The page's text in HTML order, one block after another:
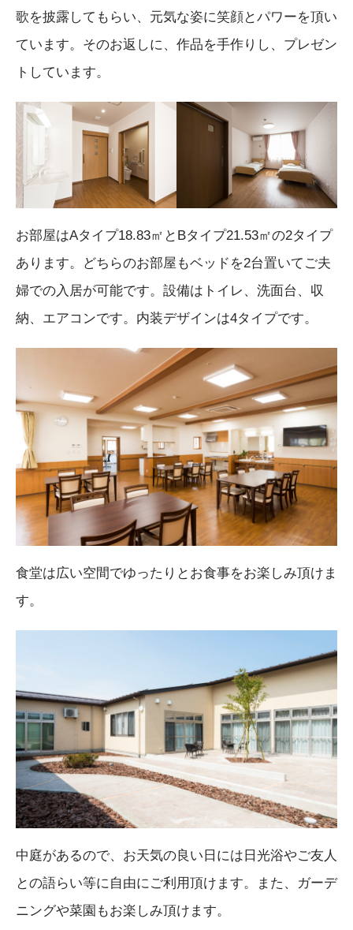
歌を披露してもらい、元気な姿に笑顔とパワーを頂い
ています。そのお返しに、作品を手作りし、プレゼン
トしています。
お部屋はAタイプ18.83㎡とBタイプ21.53㎡の2タイプ
あります。どちらのお部屋もベッドを2台置いてご夫
婦での入居が可能です。設備はトイレ、洗面台、収
納、エアコンです。内装デザインは4タイプです。
食堂は広い空間でゆったりとお食事をお楽しみ頂けま
す。
中庭があるので、お天気の良い日には日光浴やご友人
との語らい等に自由にご利用頂けます。また、ガーデ
ニングや菜園もお楽しみ頂けます。